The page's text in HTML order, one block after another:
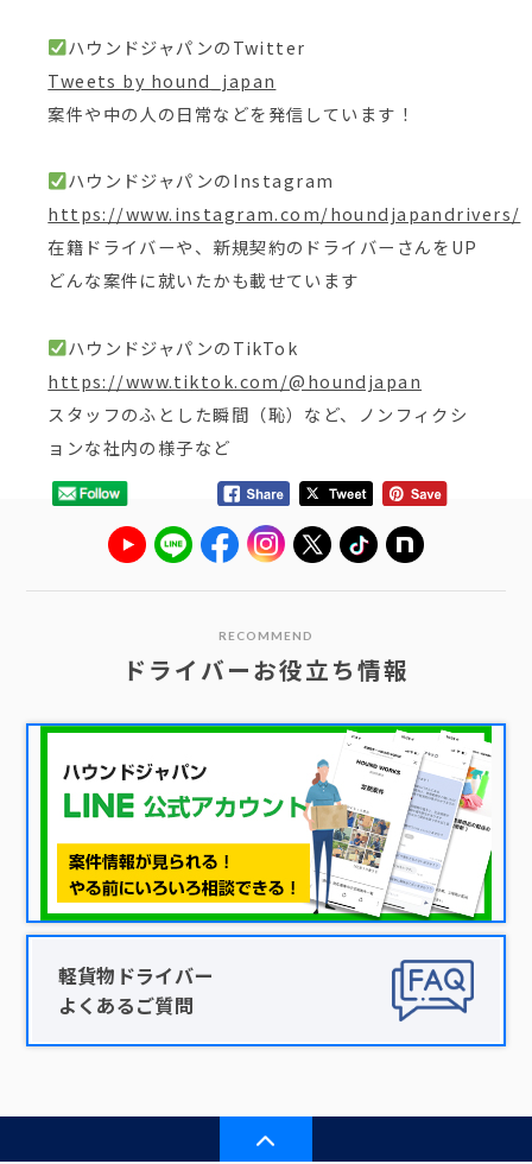
ハウンドジャパンのTwitter
Tweets by hound_japan
案件や中の人の日常などを発信しています！
ハウンドジャパンのInstagram
https://www.instagram.com/houndjapandrivers/
在籍ドライバーや、新規契約のドライバーさんをUP
どんな案件に就いたかも載せています
ハウンドジャパンのTikTok
https://www.tiktok.com/@houndjapan
スタッフのふとした瞬間（恥）など、ノンフィクシ
ョンな社内の様子など
RECOMMEND
ドライバーお役立ち情報
軽貨物ドライバー
よくあるご質問